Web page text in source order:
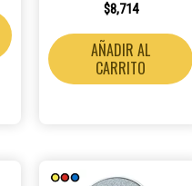
producto
$8,714
AÑADIR AL
CARRITO